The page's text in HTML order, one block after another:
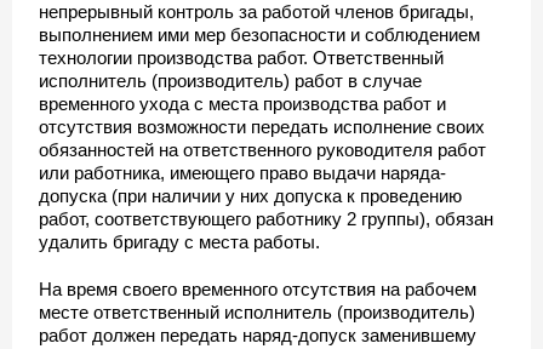
непрерывный контроль за работой членов бригады,
выполнением ими мер безопасности и соблюдением
технологии производства работ. Ответственный
исполнитель (производитель) работ в случае
временного ухода с места производства работ и
отсутствия возможности передать исполнение своих
обязанностей на ответственного руководителя работ
или работника, имеющего право выдачи наряда-
допуска (при наличии у них допуска к проведению
работ, соответствующего работнику 2 группы), обязан
удалить бригаду с места работы.
На время своего временного отсутствия на рабочем
месте ответственный исполнитель (производитель)
работ должен передать наряд-допуск заменившему